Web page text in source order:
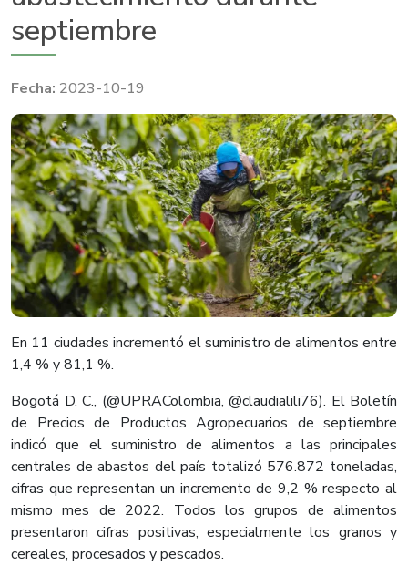
septiembre
2023-10-19
En 11 ciudades incrementó el suministro de alimentos entre
1,4 % y 81,1 %.
Bogotá D. C., (@UPRAColombia, @claudialili76). El Boletín
de Precios de Productos Agropecuarios de septiembre
indicó que el suministro de alimentos a las principales
centrales de abastos del país totalizó 576.872 toneladas,
cifras que representan un incremento de 9,2 % respecto al
mismo mes de 2022. Todos los grupos de alimentos
presentaron cifras positivas, especialmente los granos y
cereales, procesados y pescados.